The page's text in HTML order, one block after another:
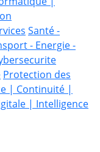
Santé -
- Energie -
Protection des
| Continuité |
| Intelligence